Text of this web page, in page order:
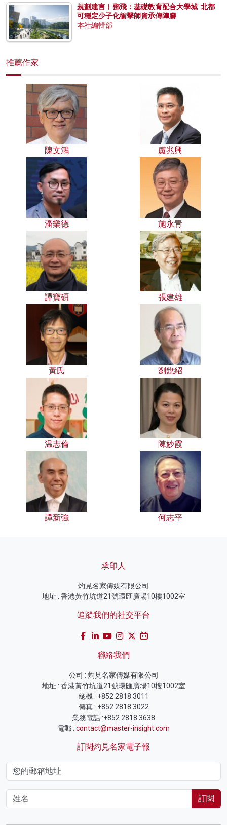
規劃建言︱鄧飛：基礎教育配合大學城 北都
可穩定少子化衝擊師資承傳陣腳
本社編輯部
推薦作家
陳文鴻 盧兆興
潘樂德 施永青
譚寶碩 張建雄
黃氏 劉銳紹
温志倫 陳妙霞
譚新強 何志平
承印人
灼見名家傳媒有限公司
地址 : 香港黃竹坑道21號環匯廣場10樓1002室
追蹤我們的社交平台
聯絡我們
公司 : 灼見名家傳媒有限公司
地址 : 香港黃竹坑道21號環匯廣場10樓1002室
總機 : +852 2818 3011
傳真 : +852 2818 3022
業務電話 :+852 2818 3638
電郵 : contact@master-insight.com
訂閱灼見名家電子報
訂閱